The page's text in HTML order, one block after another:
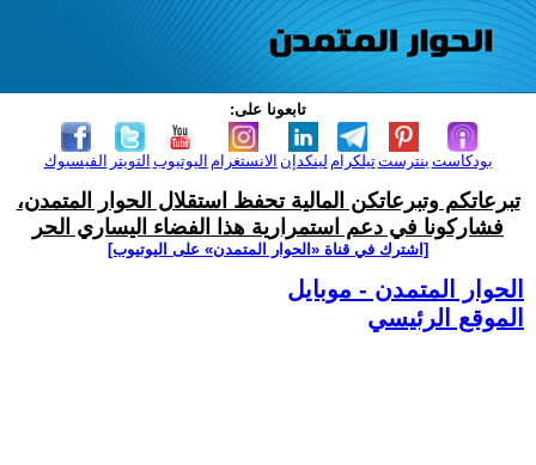
تابعونا على:
الفيسبوك التويتر اليوتيوب الانستغرام لينكدإن تيلكرامبنترست بودكاست
تبرعاتكم وتبرعاتكن المالية تحفظ استقلال الحوار المتمدن،
فشاركونا في دعم استمرارية هذا الفضاء اليساري الحر
[اشترك في قناة ‫«الحوار المتمدن» على اليوتيوب]
الحوار المتمدن - موبايل
الموقع الرئيسي